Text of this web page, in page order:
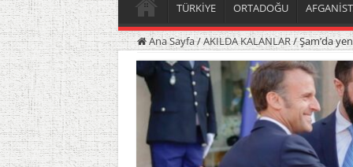
TÜRKİYE ORTADOĞU
Ana Sayfa/AKILDA KALANLAR/Şam’da